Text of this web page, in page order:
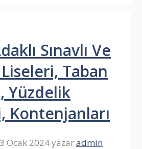
Sınavlı Ve
Liseleri, Taban
Yüzdelik
Kontenjanları
3 Ocak 2024yazaradmin